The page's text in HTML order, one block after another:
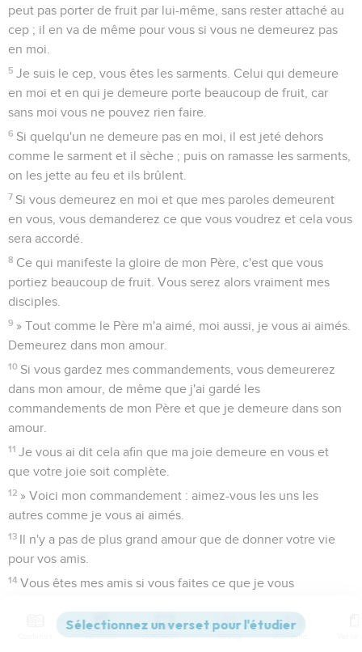
peut pas porter de fruit par lui-même, sans rester attaché au
cep ; il en va de même pour vous si vous ne demeurez pas
en moi.
5 Je suis le cep, vous êtes les sarments. Celui qui demeure
en moi et en qui je demeure porte beaucoup de fruit, car
sans moi vous ne pouvez rien faire.
6 Si quelqu'un ne demeure pas en moi, il est jeté dehors
comme le sarment et il sèche ; puis on ramasse les sarments,
on les jette au feu et ils brûlent.
7 Si vous demeurez en moi et que mes paroles demeurent
en vous, vous demanderez ce que vous voudrez et cela vous
sera accordé.
8 Ce qui manifeste la gloire de mon Père, c'est que vous
portiez beaucoup de fruit. Vous serez alors vraiment mes
disciples.
9 » Tout comme le Père m'a aimé, moi aussi, je vous ai aimés.
Demeurez dans mon amour.
10 Si vous gardez mes commandements, vous demeurerez
dans mon amour, de même que j'ai gardé les
commandements de mon Père et que je demeure dans son
amour.
11 Je vous ai dit cela afin que ma joie demeure en vous et
que votre joie soit complète.
12 » Voici mon commandement : aimez-vous les uns les
autres comme je vous ai aimés.
13 Il n'y a pas de plus grand amour que de donner votre vie
pour vos amis.
14 Vous êtes mes amis si vous faites ce que je vous
Je ne vous appelle plus serviteurs parce que le serviteur
Versions Commentaires Strong